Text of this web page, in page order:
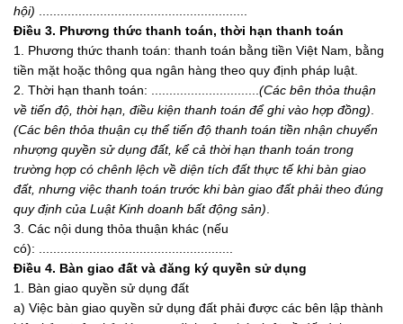
hội)
Điều 3. Phương thức thanh toán, thời hạn thanh toán
1. Phương thức thanh toán: thanh toán bằng tiền Việt Nam, bằng
tiền mặt hoặc thông qua ngân hàng theo quy định pháp luật.
2. Thời hạn thanh toán: .............................. (Các bên thỏa thuận
về tiến độ, thời hạn, điều kiện thanh toán để ghi vào hợp đồng)
(Các bên thỏa thuận cụ thể tiến độ thanh toán tiền nhận chuyển
nhượng quyền sử dụng đất, kểcả thời hạn thanh toán trong
trường hợp có chênh lệch về diện tích đất thực tế khi bàn giao
đất, nhưng việc thanh toán trước khibàn giao đất phải theo đúng
quy định của Luật Kinh doanh bất động sản)
3. Các nội dung thỏa thuận khác (nếu
có): ......................................................
Điều 4. Bàn giao đất và đăng ký quyền sử dụng
1. Bàn giao quyền sử dụng đất
a) Việc bàn giao quyền sử dụng đất phải được các bên lập thành